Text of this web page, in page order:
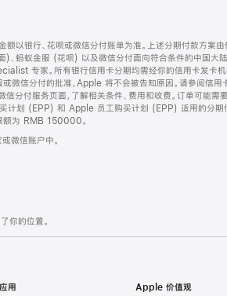
以银行、花呗或微信分付账单为准。上述分期付款方案
)、蚂蚁金服 (花呗) 以及微信分付面向符合条件的中国大
专家。所有银行信用卡分期均需经你的信用卡发卡机
或微信分付的批准，Apple 将不会被告知原因。请参阅信
分付服务页面，了解相关条件、费用和收费。订单可能需
买计划 (EPP) 和 Apple 员工购买计划 (EPP) 适用的分期
额为 RMB 150000。
微信账户中。
你的位置。
用 Apple 价值观